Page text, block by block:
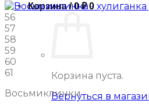
Корзина /0₽ 0
Корзина пуста.
Вернуться в
56
57
58
59
60
61
Восьмиклинки